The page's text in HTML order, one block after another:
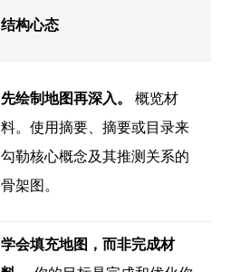
结构心态
先绘制地图再深入。
概览材
料。使用摘要、摘要或目录来
勾勒核心概念及其推测关系的
骨架图。
学会填充地图，而非完成材